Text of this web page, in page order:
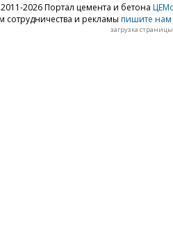
2026 Портал цемента и бетона
сотрудничества и рекламы пишите нам
загрузка